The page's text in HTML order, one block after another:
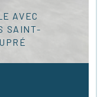
AVEC
SAINT-